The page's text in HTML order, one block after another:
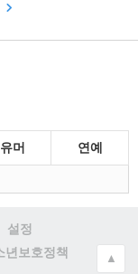
유머 연예
설정
년보호정책
▲